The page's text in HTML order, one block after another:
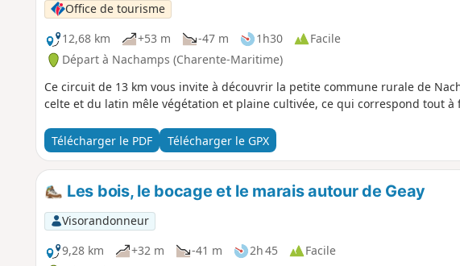
Office de tourisme
12,68 km
+53 m -47 m 1h30
Facile
Départ à Nachamps (Charente-Maritime)
Ce circuit de 13 km vous invite à découvrir la petite commune rurale de
celte et du latin mêle végétation et plaine cultivée, ce qui correspond tout à
Télécharger le PDF Télécharger le GPX
Les bois, le bocage et le marais autour de Geay
Visorandonneur
9,28 km
+32 m -41 m 2h 45
Facile